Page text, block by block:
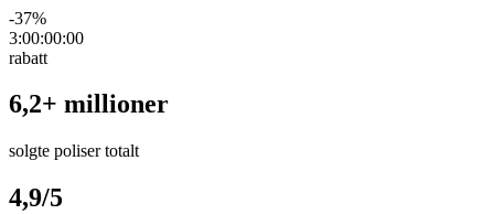
-37%
3:00:00:00
rabatt
6,2+ millioner
solgte poliser totalt
4,9/5